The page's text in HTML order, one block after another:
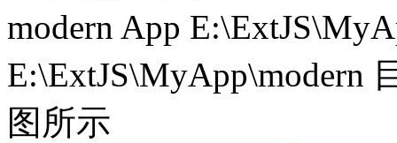
modern App
E:\ExtJS\MyApp\modern
图所示